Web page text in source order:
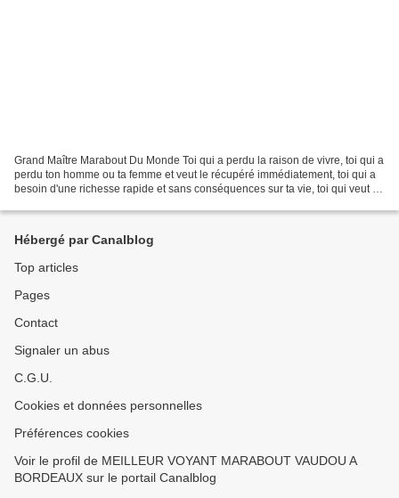
Grand Maître Marabout Du Monde Toi qui a perdu la raison de vivre, toi qui a
perdu ton homme ou ta femme et veut le récupéré immédiatement, toi qui a
besoin d'une richesse rapide et sans conséquences sur ta vie, toi qui veut un
Hébergé par Canalblog
Top articles
Pages
Contact
Signaler un abus
C.G.U.
Cookies et données personnelles
Préférences cookies
Voir le profil de MEILLEUR VOYANT MARABOUT VAUDOU A
BORDEAUX sur le portail Canalblog